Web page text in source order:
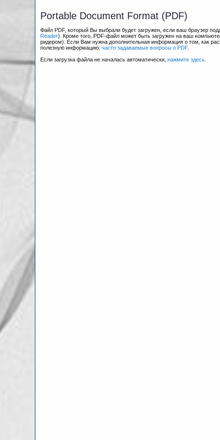
Portable Document Format (PDF)
Файл PDF, который Вы выбрали будет загружен, если ваш браузер
Reader). Кроме того, PDF-файл может быть загружен на ваш
ридером). Если Вам нужна дополнительная информация о том, как
полезную информацию:часто задаваемые вопросы о PDF.
Если загрузка файла не началась автоматически,нажмите здесь